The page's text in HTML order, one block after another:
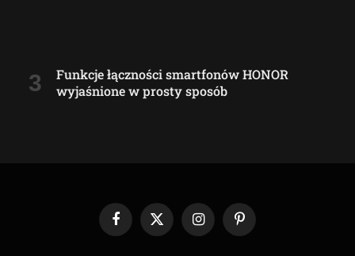
Funkcje łączności smartfonów HONOR
wyjaśnione w prosty sposób
Facebook
X
(Twitter)
InstagramPinterest